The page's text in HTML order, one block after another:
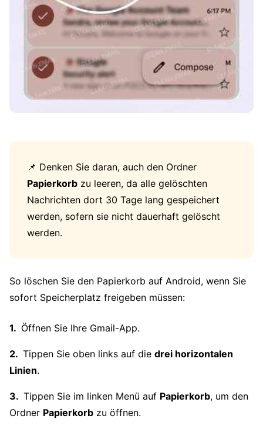
📌 Denken Sie daran, auch den Ordner
Papierkorb zu leeren, da alle gelöschten
Nachrichten dort 30 Tage lang gespeichert
werden, sofern sie nicht dauerhaft gelöscht
werden.
So löschen Sie den Papierkorb auf Android, wenn Sie
sofort Speicherplatz freigeben müssen:
Öffnen Sie Ihre Gmail-App.
Tippen Sie oben links auf die drei horizontalen
Linien.
Tippen Sie im linken Menü auf Papierkorb, um den
Ordner Papierkorb zu öffnen.